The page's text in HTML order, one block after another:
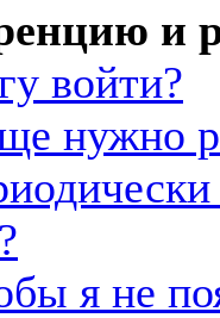
и
войти?
нужно
я не